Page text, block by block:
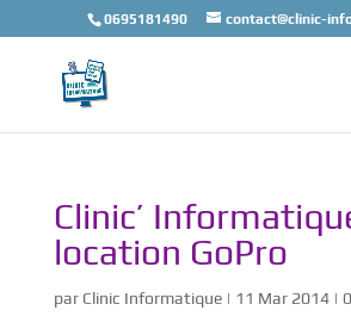
0695181490 contact@clinic-
Clinic’
location GoPro
par Clinic Informatique| 11 Mar 2014|